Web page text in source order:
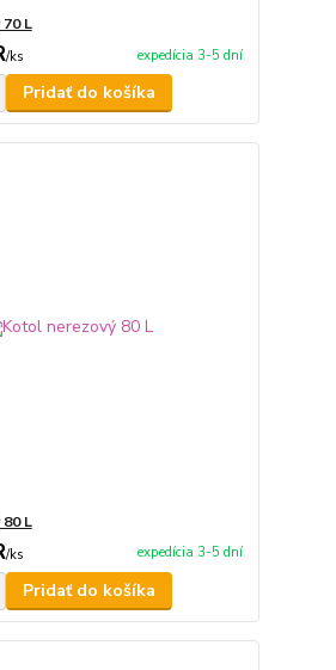
L
/ks expedícia 3-5 dní
Pridať do košíka
L
/ks expedícia 3-5 dní
Pridať do košíka